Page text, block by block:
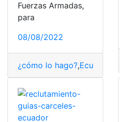
Fuerzas Armadas,
para
08/08/2022
¿cómo lo hago?,Ecuatoriano